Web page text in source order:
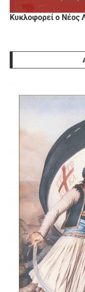
Κυκλοφορεί ο Νέος